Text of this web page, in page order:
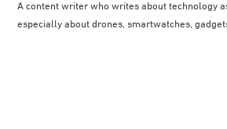
A content writer who writes about technology
especially about drones, smartwatches,